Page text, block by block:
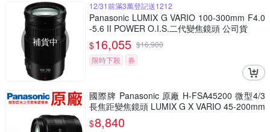
補貨中
12/31前滿3萬登記送1212
Panasonic LUMIX G VARIO 100-300mm F4.0
-5.6 II POWER O.I.S.二代變焦鏡頭 公司貨
$16,055 $16,900
限時下殺
券
國際牌 Panasonic 原廠 H-FSA45200 微型4/3
長焦距變焦鏡頭 LUMIX G X VARIO 45-200mm
單眼鏡頭 相機
$8,840